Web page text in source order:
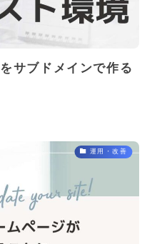
サブドメインで作る
運用・改善